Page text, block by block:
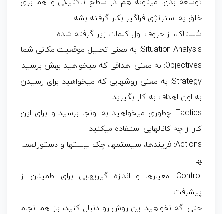
توسعه بدن. میتونه هم در سطح تاکتیکی و هم برای
خلق یه استراتژی فراگیر بکار گرفته بشه.
سُستاک، از حروف اول کلمات زیر گرفته شده:
Situation Analysis: به معنی تحلیل موقعیت مکانی شما
Objectives: به معنی اهدافی که میخواهید بهش برسید
Strategy: به معنی روشهایی که میخواهید برای رسیدن
به اون اهداف به کار بگیرید
Tactics: چطوری میخواهید به اونجا برسید و برای این
کار از چه کانالهایی استفاده میکنید
Actions: فرایندها، سیستمها، چک­ لیست­ها و دستورالعمل­
ها
Control: معیارها و اندازه گیریهایی برای اطمینان از
پیشرفت
حتی اگه نخواهید این روش رو دنبال کنید، باز هم انجام